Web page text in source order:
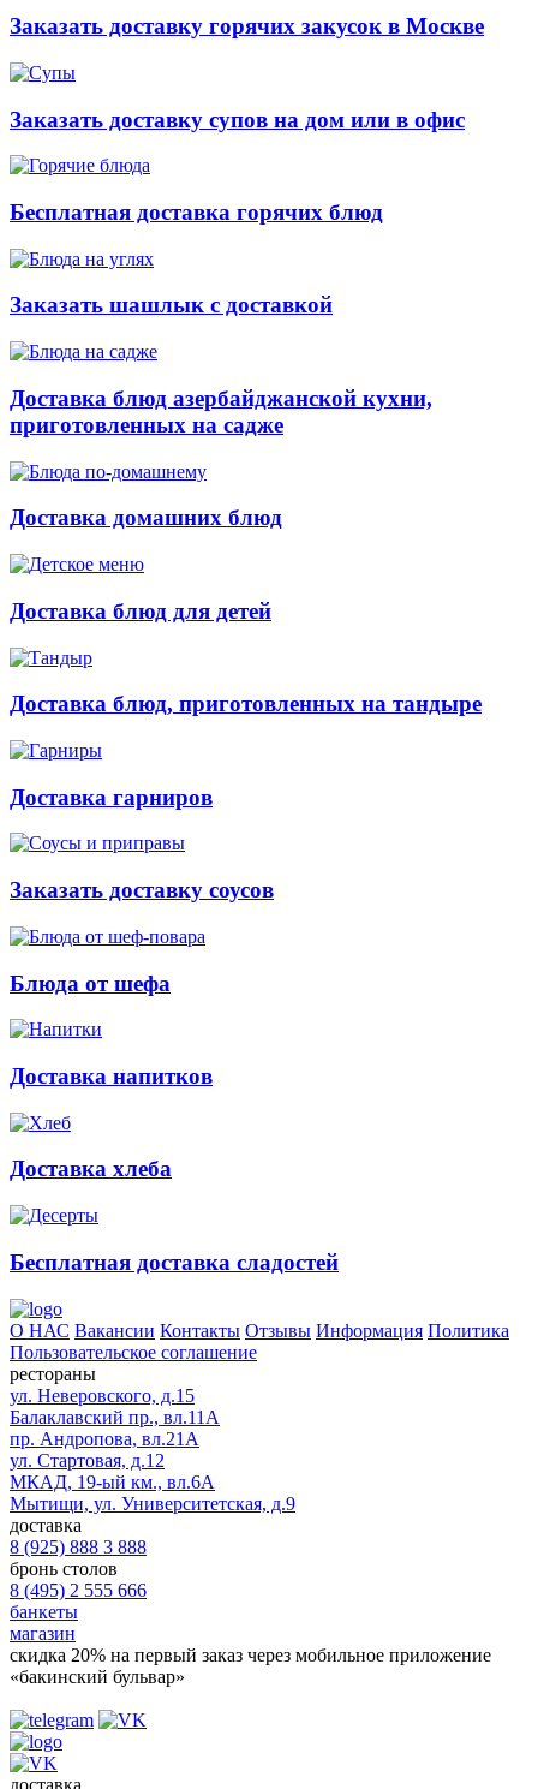
Заказать доставку горячих закусок в Москве
Заказать доставку супов на дом или в офис
Бесплатная доставка горячих блюд
Заказать шашлык с доставкой
Доставка блюд азербайджанской кухни,
приготовленных на садже
Доставка домашних блюд
Доставка блюд для детей
Доставка блюд, приготовленных на тандыре
Доставка гарниров
Заказать доставку соусов
Блюда от шефа
Доставка напитков
Доставка хлеба
Бесплатная доставка сладостей
О НАС Вакансии Контакты Отзывы Информация Политика
Пользовательское соглашение
рестораны
ул. Неверовского, д.15
Балаклавский пр., вл.11А
пр. Андропова, вл.21А
ул. Стартовая, д.12
МКАД, 19-ый км., вл.6А
Мытищи, ул. Университетская, д.9
доставка
8 (925) 888 3 888
бронь столов
8 (495) 2 555 666
банкеты
магазин
скидка 20% на первый заказ через мобильное приложение
«бакинский бульвар»
доставка